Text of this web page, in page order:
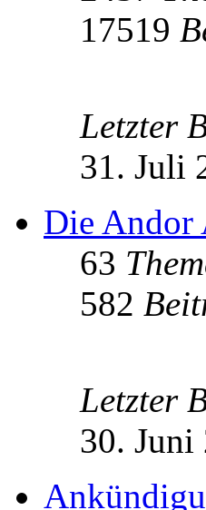
17519
Letzter
31. Juli
Die Andor
63
582
Letzter
30. Juni